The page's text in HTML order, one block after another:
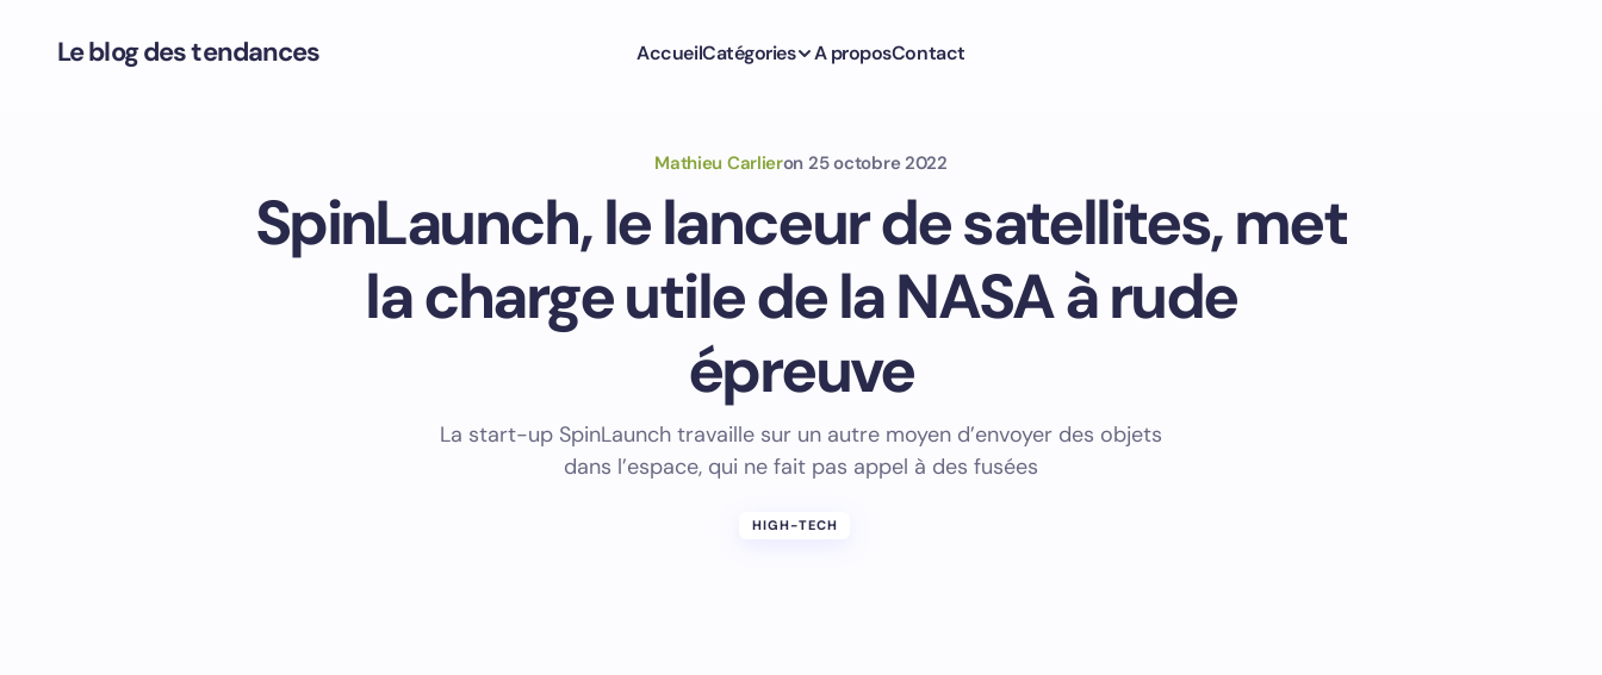
Le blog des tendances AccueilCatégories A proposContact
Mathieu Carlieron 25 octobre 2022
SpinLaunch, le lanceur de satellites, met
la charge utile de la NASA à rude
épreuve
La start-up SpinLaunch travaille sur un autre moyen d’envoyer des objets
dans l’espace, qui ne fait pas appel à des fusées
HIGH-TECH